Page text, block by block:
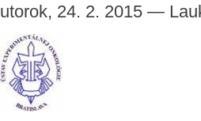
utorok, 24. 2. 2015 —